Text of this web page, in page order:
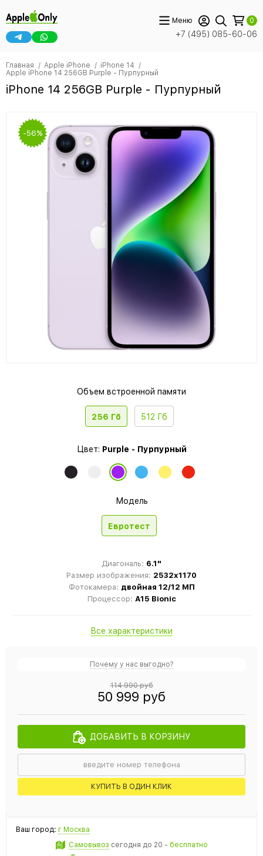
+7 (495) 085-60-06
Меню 0
Главная Apple iPhone
iPhone 14
Apple iPhone 14 256GB Purple - Пурпурный
iPhone 14 256GB Purple - Пурпурный
-56%
Объем встроенной памяти
256 Гб 512 Гб
Цвет: Purple - Пурпурный
Модель
Евротест
Диагональ: 6.1"
Размер изображения: 2532x1170
Фотокамера: двойная 12/12 МП
Процессор: A15 Bionic
Все характеристики
Почему у нас выгодно?
114 990 руб
50 999 руб
ДОБАВИТЬ В КОРЗИНУ
КУПИТЬ В ОДИН КЛИК
Ваш город: г Москва
Самовывоз сегодня до 20 - бесплатно